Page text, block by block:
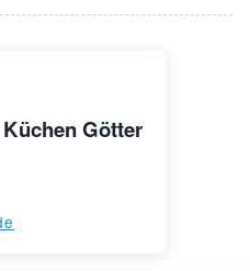
Küchen Götter